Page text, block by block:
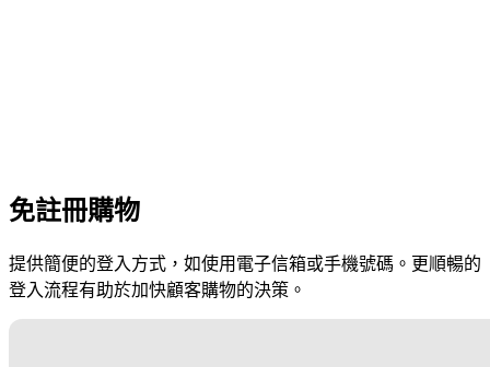
免註冊購物
提供簡便的登入方式，如使用電子信箱或手機號碼。更順暢的
登入流程有助於加快顧客購物的決策。